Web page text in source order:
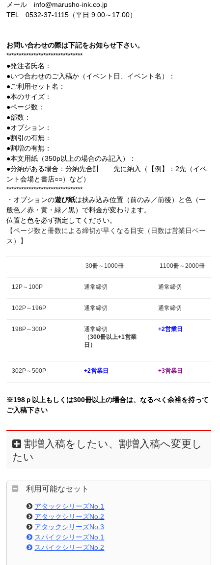
メール info@marusho-ink.co.jp
TEL 0532-37-1115（平日 9:00～17:00）
お問い合わせの際は下記をお知らせ下さい。
*******************************
●発注者氏名：
●いつ合わせのご入稿か（イベント日、イベント名）：
●ご利用セット名：
●本のサイズ：
●ページ数：
●部数：
●オプション：
●割引の有無：
●割増の有無：
●本文用紙（350p以上の場合のみ記入）：
●分納がある場合：分納先合計 先に納入（【例】：2先（イベ
ント会場と書店○○）など）
*******************************
・オプションの遊び紙は挟み込み位置（前のみ／前後）と色（一
般色／赤・黄・緑／黒）で料金が変わります。
位置と色を必ず指定してください。
【ページ数と冊数による締切が早くなる目安（日数は営業日ベー
ス）】
30冊～1000冊 1100冊～2000冊
12P～100P 通常締切 通常締切
102P～196P 通常締切 通常締切
198P～300P
通常締切
（300冊以上+1営業
日）
+2営業日
302P～500P +2営業日 +3営業日
※198ｐ以上もしくは300冊以上の場合は、なるべく余裕を持って
ご入稿下さい
割増入稿をしたい、割増入稿へ変更し
たい
利用可能なセット
アタックシリーズNo.1
アタックシリーズNo.2
アタックシリーズNo.3
スパイクシリーズNo.1
スパイクシリーズNo.2